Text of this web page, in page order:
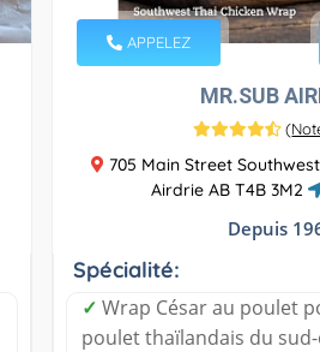
APPELEZ
MR.SUB
(
705 Main Street
Airdrie AB T4B 3M2
Depuis
Spécialité:
✓ Wrap César au poulet
poulet thaïlandais du